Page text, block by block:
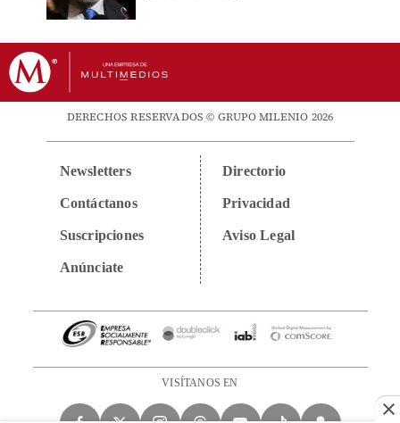
DERECHOS RESERVADOS © GRUPO MILENIO 2026
Newsletters
Contáctanos
Suscripciones
Anúnciate
Directorio
Privacidad
Aviso Legal
VISÍTANOS EN